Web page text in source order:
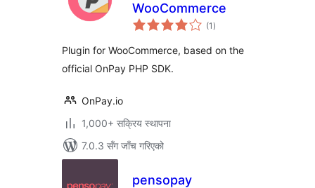
WooCommerce
(1 कुल
रेटिङ्गहरू
)
Plugin for WooCommerce, based on the
official OnPay PHP SDK.
OnPay.io
1,000+ सक्रिय स्थापना
7.0.3 सँग जाँच गरिएको
pensopay